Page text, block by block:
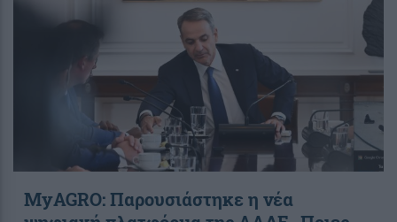
ΜyAGRO: Παρουσιάστηκε η νέα